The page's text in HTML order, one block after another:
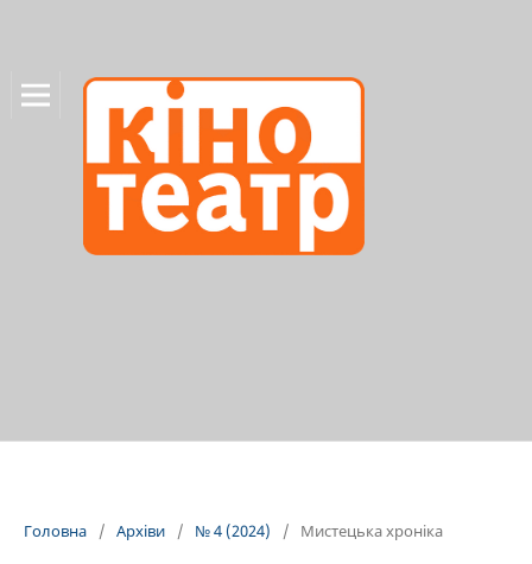
Головна / Архіви / № 4 (2024) / Мистецька хроніка